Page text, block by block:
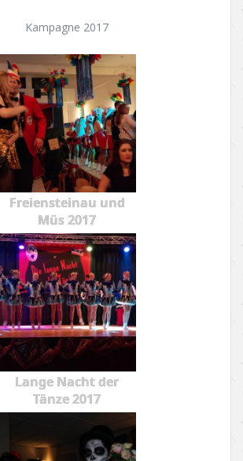
Kampagne 2017
Freiensteinau und
Müs 2017
Lange Nacht der
Tänze 2017